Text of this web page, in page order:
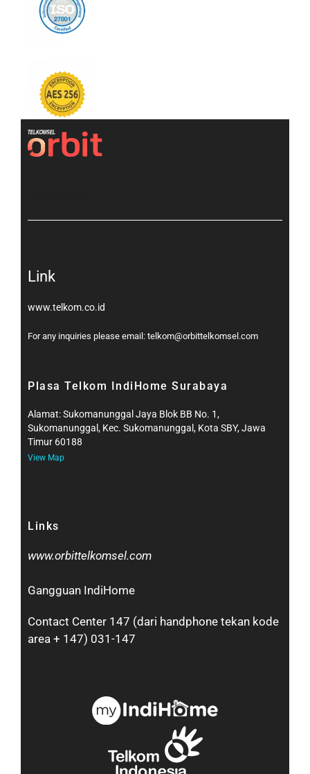
Link
www.telkom.co.id
For any inquiries please email: telkom@orbittelkomsel.com
Plasa Telkom IndiHome Surabaya
Alamat: Sukomanunggal Jaya Blok BB No. 1,
Sukomanunggal, Kec. Sukomanunggal, Kota SBY, Jawa
Timur 60188
View Map
Links
www.orbittelkomsel.com
Gangguan IndiHome
Contact Center 147 (dari handphone tekan kode
area + 147) 031-147